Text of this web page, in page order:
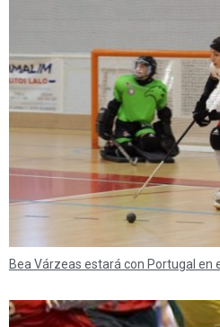
Bea Várzeas estará con Portugal en